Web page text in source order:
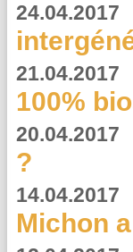
24.04.2017
21.04.2017
100%
20.04.2017
?
14.04.2017
Michon